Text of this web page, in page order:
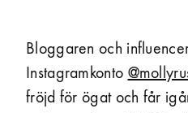
Bloggaren och
Instagram­konto
fröjd för ögat och får